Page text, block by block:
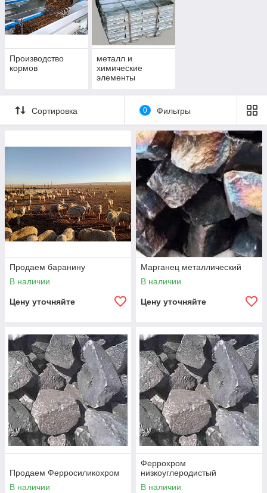
Производство
кормов
металл и
химические
элементы
Сортировка 0 Фильтры
Продаем баранину
В наличии
Цену уточняйте
Марганец металличeский
В наличии
Цену уточняйте
Продаем Ферросиликохром
В наличии
Феррохром
низкоуглеродистый
В наличии